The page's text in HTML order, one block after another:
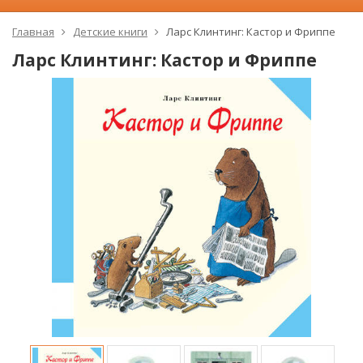
Главная Детские книги Ларс Клинтинг: Кастор и Фриппе
Ларс Клинтинг: Кастор и Фриппе